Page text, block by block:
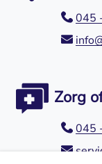
045
Zorg
045